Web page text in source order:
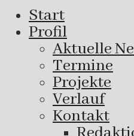
Start
Profil
Aktuelle
Termine
Projekte
Verlauf
Kontakt